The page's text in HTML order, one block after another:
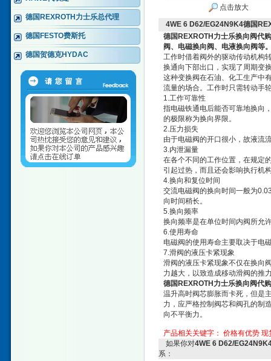
德国REXROTH力士乐总代理
德国FESTO费斯托
德国贺德克HYDAC
点击放大
4WE 6 D62/EG24N9K4德国
德国REXROTH力士乐换向阀代
阀、电磁换向阀、电液换向阀等
工作时借着阀外的驱动传动机构
换通向下部出口，实现了周期变
这种变换阀在石油、化工生产中
流量的场合。工作时只需转动手
1.工作可靠性
指电磁铁通电后能否可靠地换向
的极限称为换向界限。
2.压力损失
由于电磁阀的开口很小，故液流
3.内泄漏量
在各个不同的工作位置，在规定
引起过热，而且还会影响执行机
4.换向和复位时间
交流电磁阀的换向时间一般为
向时间稍长。
5.换向频率
换向频率是在单位时间内阀所允
6.使用寿命
电磁阀的使用寿命主要取决于电
7.滑阀的液压卡紧现象
滑阀的液压卡紧现象不仅在换向
力越大，以致造成移动滑阀的推
德国REXROTH力士乐换向阀代
温升高时阀芯膨胀而卡死，但是
力，应严格控制阀芯和阀孔的制
向不平衡力。
产品相关关键字： 价格有优势 现
如果你对4WE 6 D62/
系：